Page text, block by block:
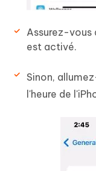
Assurez-vous
est activé.
Sinon,
l'heure de